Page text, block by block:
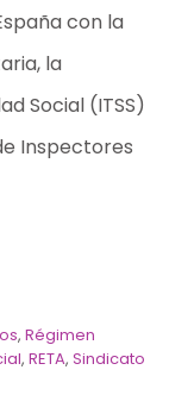
con la
la
Social (ITSS)
Inspectores
,Régimen
,RETA,Sindicato